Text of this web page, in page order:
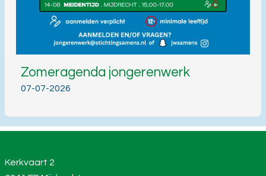
Zomeragenda jongerenwerk
07-07-2026
Kerkvaart 2